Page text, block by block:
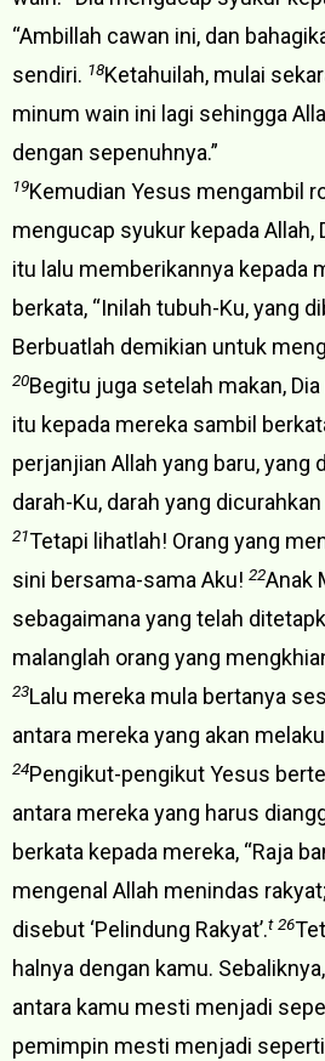
“Ambillah cawan ini, dan
sendiri. 18Ketahuilah, mulai
minum wain ini lagi sehingga
dengan sepenuhnya.”
19Kemudian Yesus mengambil
mengucap syukur kepada Allah,
itu lalu memberikannya kepada
berkata, “Inilah tubuh-Ku, yang
Berbuatlah demikian untuk
20Begitu juga setelah makan,
itu kepada mereka sambil
perjanjian Allah yang baru, yang
darah-Ku, darah yang
21Tetapi lihatlah! Orang yang
sini bersama-sama Aku! 22Anak
sebagaimana yang telah
malanglah orang yang
23Lalu mereka mula bertanya
antara mereka yang akan
24Pengikut-pengikut Yesus
antara mereka yang harus
berkata kepada mereka, “Raja
mengenal Allah menindas
disebut ‘Pelindung Rakyat’.t 26
halnya dengan kamu.
antara kamu mesti menjadi
pemimpin mesti menjadi